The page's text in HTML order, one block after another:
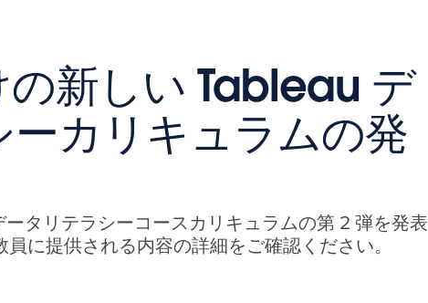
新しい Tableau デ
ーカリキュラムの発
タリテラシーコースカリキュラムの第 2 弾を発表
に提供される内容の詳細をご確認ください。